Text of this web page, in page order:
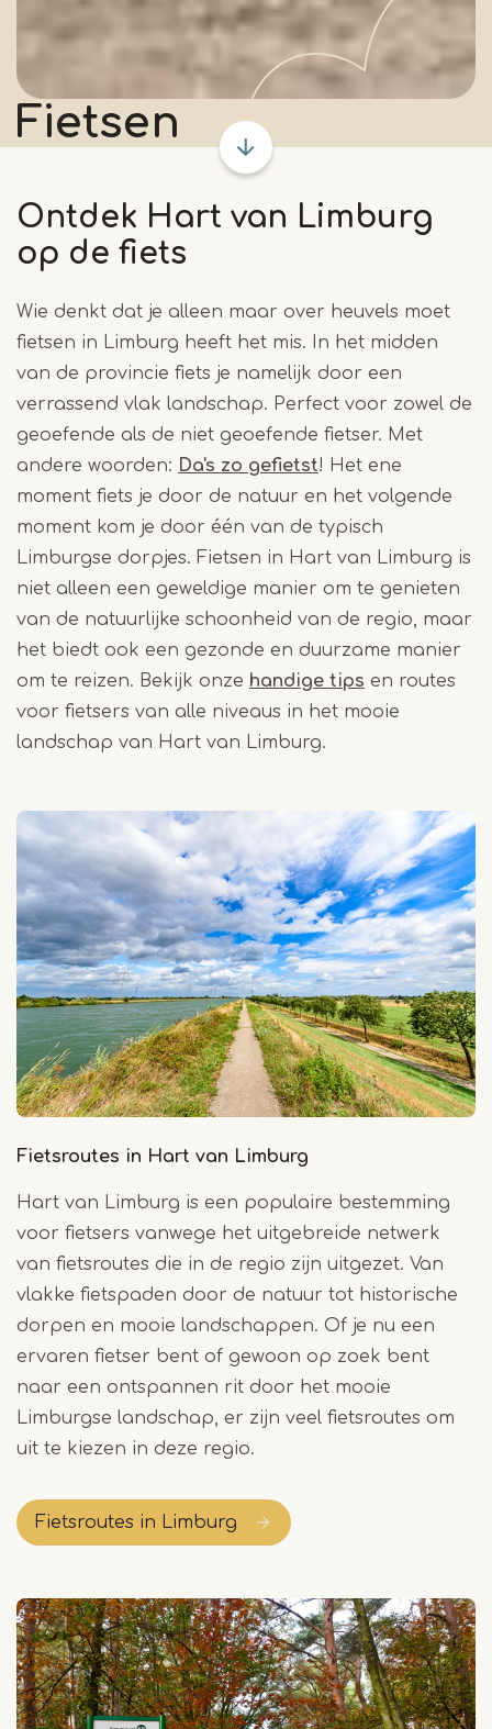
Fietsen
Ontdek Hart van Limburg
op de fiets
Wie denkt dat je alleen maar over heuvels moet
fietsen in Limburg heeft het mis. In het midden
van de provincie fiets je namelijk door een
verrassend vlak landschap. Perfect voor zowel de
geoefende als de niet geoefende fietser. Met
andere woorden: Da's zo gefietst! Het ene
moment fiets je door de natuur en het volgende
moment kom je door één van de typisch
Limburgse dorpjes. Fietsen in Hart van Limburg is
niet alleen een geweldige manier om te genieten
van de natuurlijke schoonheid van de regio, maar
het biedt ook een gezonde en duurzame manier
om te reizen. Bekijk onze handige tips en routes
voor fietsers van alle niveaus in het mooie
landschap van Hart van Limburg.
Fietsroutes in Hart van Limburg
Hart van Limburg is een populaire bestemming
voor fietsers vanwege het uitgebreide netwerk
van fietsroutes die in de regio zijn uitgezet. Van
vlakke fietspaden door de natuur tot historische
dorpen en mooie landschappen. Of je nu een
ervaren fietser bent of gewoon op zoek bent
naar een ontspannen rit door het mooie
Limburgse landschap, er zijn veel fietsroutes om
uit te kiezen in deze regio.
Fietsroutes in Limburg